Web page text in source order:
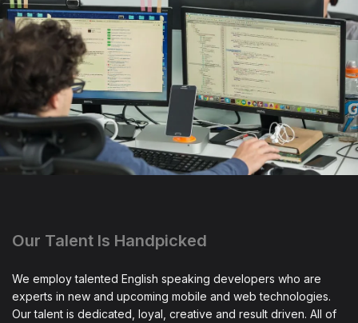
Our Talent Is Handpicked
We employ talented English speaking developers who are
experts in new and upcoming mobile and web technologies.
Our talent is dedicated, loyal, creative and result driven. All of